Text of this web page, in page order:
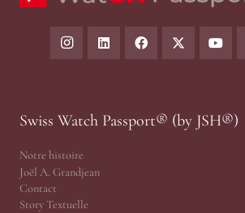
Swiss Watch Passport® (by JSH®)
Notre histoire
Joël A. Grandjean
Contact
Story Textuelle